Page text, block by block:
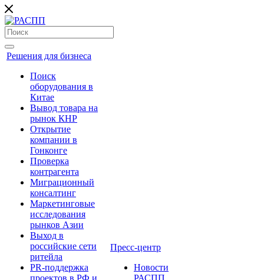
Решения для бизнеса
Поиск
оборудования в
Китае
Вывод товара на
рынок КНР
Открытие
компании в
Гонконге
Проверка
контрагента
Миграционный
консалтинг
Маркетинговые
исследования
рынков Азии
Выход в
российские сети
ритейла
PR-поддержка
проектов в РФ и
Пресс-центр
Новости
РАСПП